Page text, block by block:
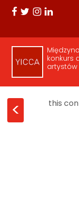
konkurs
artystów
< this